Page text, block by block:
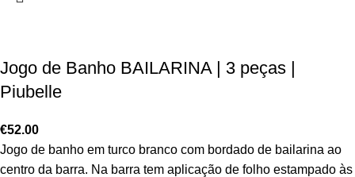
Jogo de Banho BAILARINA | 3 peças |
Piubelle
€52.00
Jogo de banho em turco branco com bordado de bailarina ao
centro da barra. Na barra tem aplicação de folho estampado às